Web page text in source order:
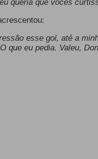
queria que vocês
esse gol, até a
que eu pedia. Valeu,